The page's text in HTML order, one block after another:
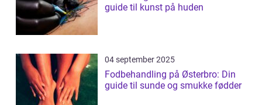
guide til kunst på huden
04 september 2025
Fodbehandling på Østerbro: Din
guide til sunde og smukke fødder